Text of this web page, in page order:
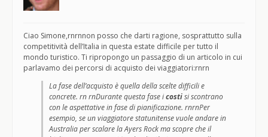
Ciao Simone,rnrnnon posso che darti ragione, sosprattutto sulla
competitività dell’Italia in questa estate difficile per tutto il
mondo turistico. Ti ripropongo un passaggio di un articolo in cui
parlavamo dei percorsi di acquisto dei viaggiatori:rnrn
La fase dell’acquisto è quella della scelte difficili e
concrete. rn rnDurante questa fase icostisi scontrano
con le aspettative in fase di pianificazione. rnrnPer
esempio, se un viaggiatore statunitense vuole andare in
Australia per scalare la Ayers Rock ma scopre che il